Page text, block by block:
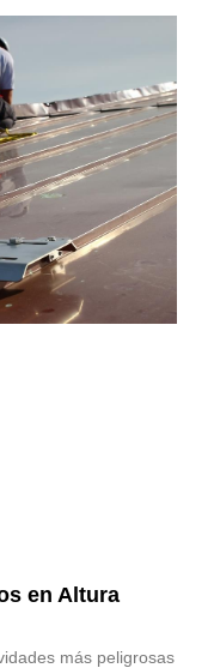
en Altura
más peligrosas